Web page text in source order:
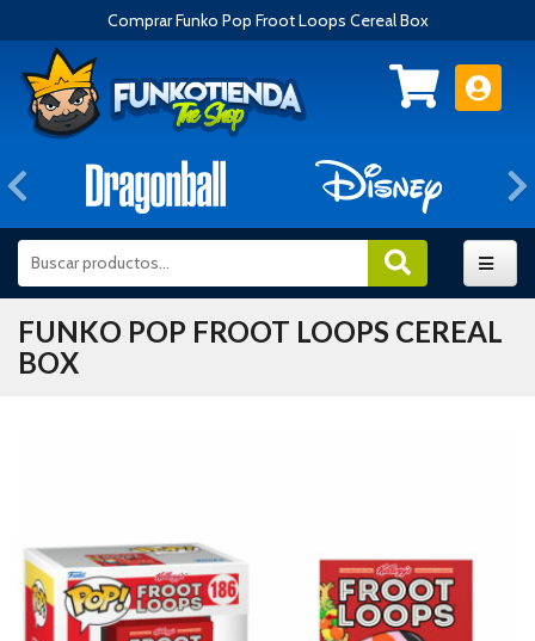
Comprar Funko Pop Froot Loops Cereal Box
Anterior
FUNKO POP FROOT LOOPS CEREAL
BOX